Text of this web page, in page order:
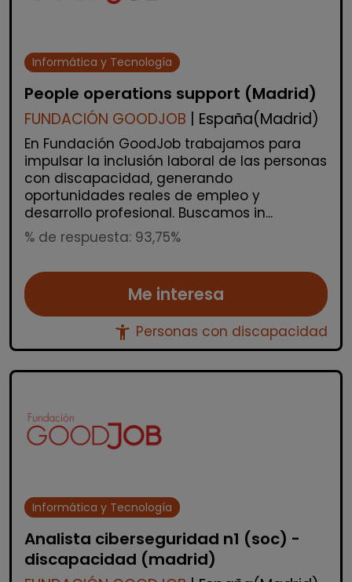
Informática y Tecnología
People operations support (Madrid)
FUNDACIÓN GOODJOB | España(Madrid)
En Fundación GoodJob trabajamos para
impulsar la inclusión laboral de las personas
con discapacidad, generando
oportunidades reales de empleo y
desarrollo profesional. Buscamos in...
% de respuesta: 93,75%
Me interesa
accessibility_new Personas con discapacidad
Informática y Tecnología
Analista ciberseguridad n1 (soc) -
discapacidad (madrid)